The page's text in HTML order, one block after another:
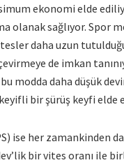
ekonomi elde
olanak sağlıyor. Spor
daha uzun
de imkan
modda daha düşük
bir şürüş keyfi elde
her zamankinden
bir vites oranı ile